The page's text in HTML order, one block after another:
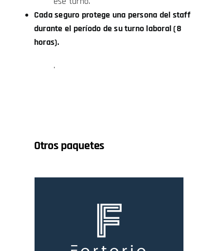
Cada seguro protege una persona del staff
durante el período de su turno laboral (8
horas).
.
Otros paquetes